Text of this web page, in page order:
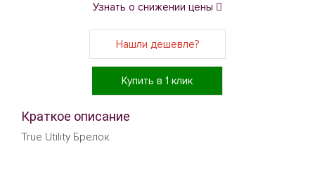
Узнать о снижении цены
Нашли дешевле?
Купить в 1 клик
Краткое описание
True Utility Брелок